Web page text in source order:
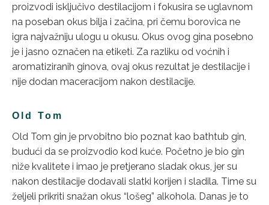
proizvodi isključivo destilacijom i fokusira se uglavnom
na poseban okus bilja i začina, pri čemu borovica ne
igra najvažniju ulogu u okusu. Okus ovog gina posebno
je i jasno označen na etiketi. Za razliku od voćnih i
aromatiziranih ginova, ovaj okus rezultat je destilacije i
nije dodan maceracijom nakon destilacije.
Old Tom
Old Tom gin je prvobitno bio poznat kao bathtub gin,
budući da se proizvodio kod kuće. Početno je bio gin
niže kvalitete i imao je pretjerano sladak okus, jer su
nakon destilacije dodavali slatki korijen i sladila. Time su
željeli prikriti snažan okus “lošeg” alkohola. Danas je to